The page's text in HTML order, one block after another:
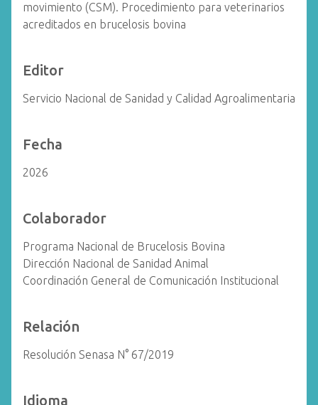
movimiento (CSM). Procedimiento para veterinarios
acreditados en brucelosis bovina
Editor
Servicio Nacional de Sanidad y Calidad Agroalimentaria
Fecha
2026
Colaborador
Programa Nacional de Brucelosis Bovina
Dirección Nacional de Sanidad Animal
Coordinación General de Comunicación Institucional
Relación
Resolución Senasa N° 67/2019
Idioma